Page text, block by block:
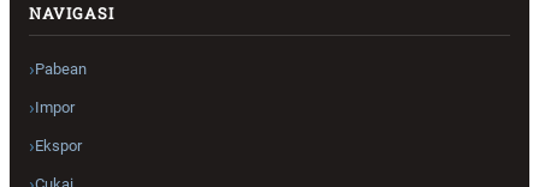
NAVIGASI
Pabean
Impor
Ekspor